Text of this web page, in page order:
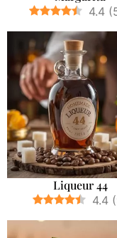
4.4 (
Liqueur 44
4.4 (